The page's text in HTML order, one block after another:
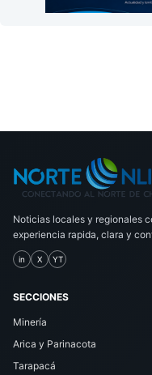
Noticias locales y regionales
experiencia rapida, clara y
in X YT
SECCIONES
Minería
Arica y Parinacota
Tarapacá